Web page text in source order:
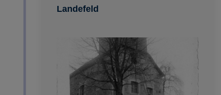
Landefeld